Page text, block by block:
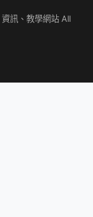
訊、教學網站 All